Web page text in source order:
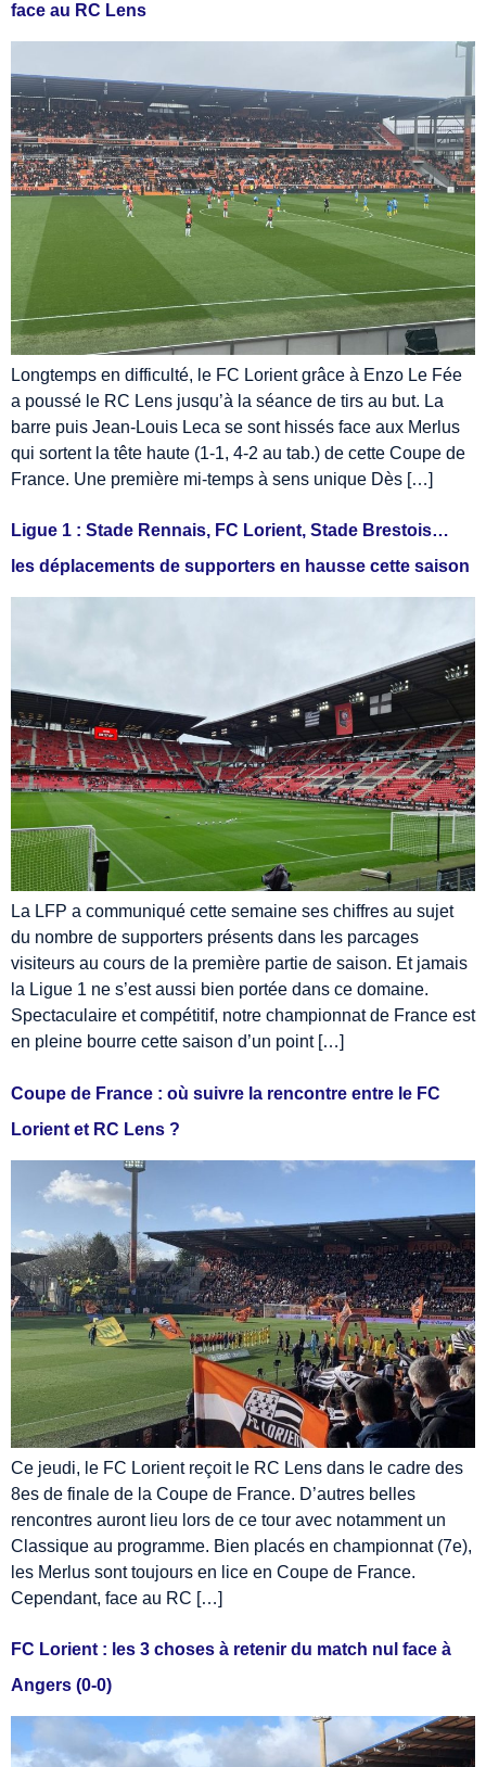
face au RC Lens
Longtemps en difficulté, le FC Lorient grâce à Enzo Le Fée
a poussé le RC Lens jusqu’à la séance de tirs au but. La
barre puis Jean-Louis Leca se sont hissés face aux Merlus
qui sortent la tête haute (1-1, 4-2 au tab.) de cette Coupe de
France. Une première mi-temps à sens unique Dès […]
Ligue 1 : Stade Rennais, FC Lorient, Stade Brestois…
les déplacements de supporters en hausse cette saison
La LFP a communiqué cette semaine ses chiffres au sujet
du nombre de supporters présents dans les parcages
visiteurs au cours de la première partie de saison. Et jamais
la Ligue 1 ne s’est aussi bien portée dans ce domaine.
Spectaculaire et compétitif, notre championnat de France est
en pleine bourre cette saison d’un point […]
Coupe de France : où suivre la rencontre entre le FC
Lorient et RC Lens ?
Ce jeudi, le FC Lorient reçoit le RC Lens dans le cadre des
8es de finale de la Coupe de France. D’autres belles
rencontres auront lieu lors de ce tour avec notamment un
Classique au programme. Bien placés en championnat (7e),
les Merlus sont toujours en lice en Coupe de France.
Cependant, face au RC […]
FC Lorient : les 3 choses à retenir du match nul face à
Angers (0-0)